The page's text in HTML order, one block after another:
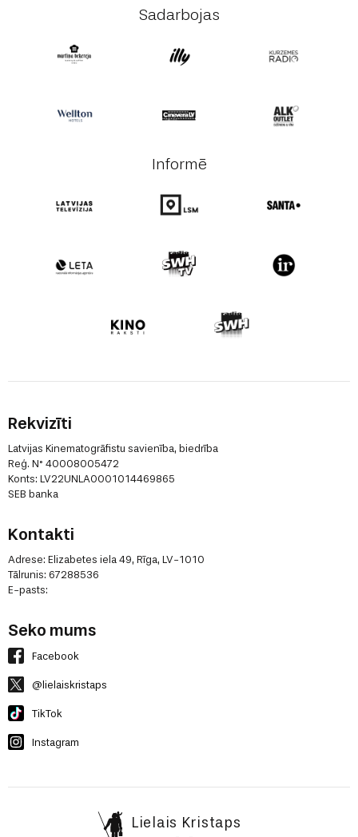
Sadarbojas
Informē
Rekvizīti
Latvijas Kinematogrāfistu savienība, biedrība
Reģ. N° 40008005472
Konts: LV22UNLA0001014469865
SEB banka
Kontakti
Adrese: Elizabetes iela 49, Rīga, LV-1010
Tālrunis: 67288536
E-pasts:
Seko mums
Facebook
@lielaiskristaps
TikTok
Instagram
Lielais Kristaps